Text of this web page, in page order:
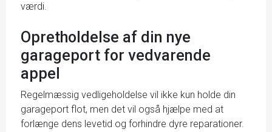
værdi.
Opretholdelse af din nye
garageport for vedvarende
appel
Regelmæssig vedligeholdelse vil ikke kun holde din
garageport flot, men det vil også hjælpe med at
forlænge dens levetid og forhindre dyre reparationer.